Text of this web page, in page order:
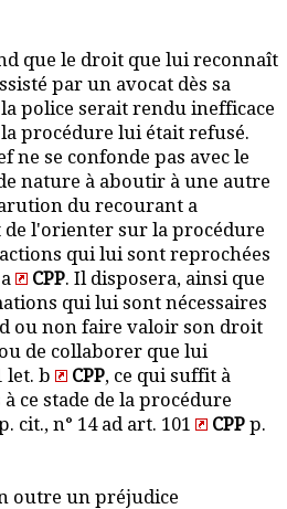
que le droit que lui reconnaît
par un avocat dès sa
police serait rendu inefficace
procédure lui était refusé.
ne se confonde pas avec le
nature à aboutir à une autre
du recourant a
l'orienter sur la procédure
qui lui sont reprochées
CPP. Il disposera, ainsi que
qui lui sont nécessaires
ou non faire valoir son droit
de collaborer que lui
let. b
CPP, ce qui suffit à
ce stade de la procédure
cit., n° 14 ad art. 101
CPP p.
outre un préjudice